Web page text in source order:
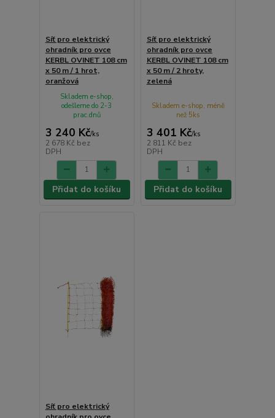
Síť pro elektrický
ohradník pro ovce
KERBL OVINET 108 cm
x 50 m / 1 hrot,
oranžová
3 240 Kč/ks
2 678 Kč bez
DPH
Skladem e-shop,
odešleme do 2-3
prac.dnů
Přidat do košíku
Síť pro elektrický
ohradník pro ovce
KERBL OVINET 108 cm
x 50 m / 2 hroty,
zelená
3 401 Kč/ks
2 811 Kč bez
DPH
Skladem e-shop, méně
než 5ks
Přidat do košíku
Síť pro elektrický